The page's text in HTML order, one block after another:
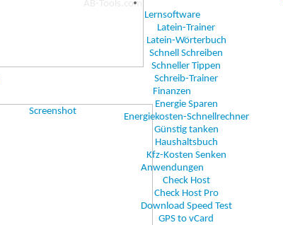
Lernsoftware
Latein-Trainer
Latein-Wörterbuch
Schnell Schreiben
Schneller Tippen
Schreib-Trainer
Finanzen
Energie Sparen
Energiekosten-Schnellrechner
Günstig tanken
Haushaltsbuch
Kfz-Kosten Senken
Anwendungen
Check Host
Check Host Pro
Download Speed Test
GPS to vCard